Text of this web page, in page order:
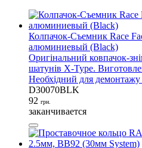
Колпачок-Съемник Race
алюминиевый (Black)
Оригінальний ковпачок-
шатунів X-Type.
Необхідний для
D30070BLK
92 грн.
заканчивается